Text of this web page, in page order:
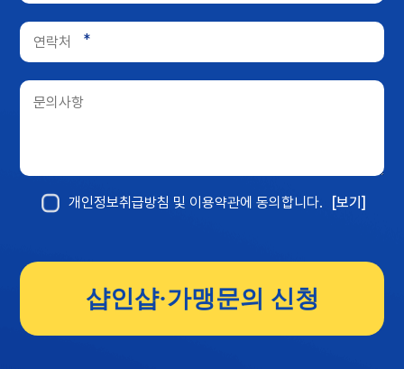
*
개인정보취급방침 및 이용약관에 동의합니다. [보기]
샵인샵·가맹문의 신청